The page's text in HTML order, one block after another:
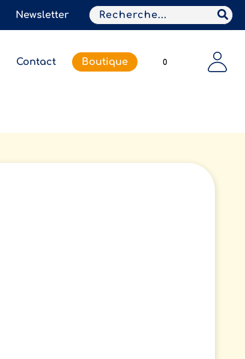
Newsletter
Search
for:
Contact Boutique 0